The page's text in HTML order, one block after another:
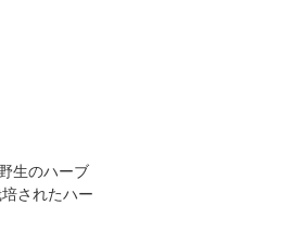
生のハーブ
されたハー